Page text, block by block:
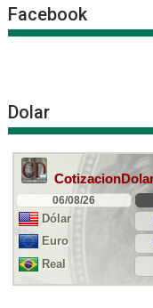
Facebook
Dolar